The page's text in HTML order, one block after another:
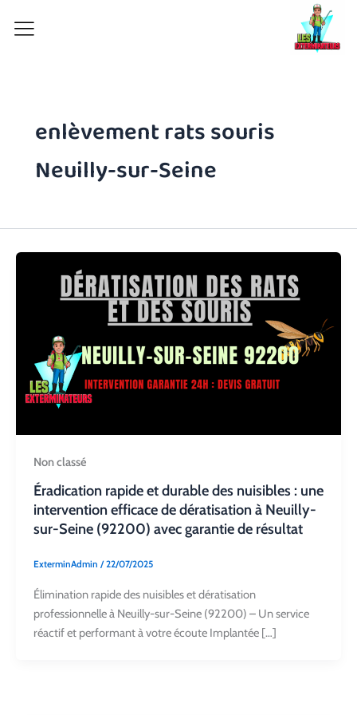
enlèvement rats souris
Neuilly-sur-Seine
Non classé
Éradication rapide et durable des nuisibles : une
intervention efficace de dératisation à Neuilly-
sur-Seine (92200) avec garantie de résultat
ExterminAdmin /22/07/2025
Élimination rapide des nuisibles et dératisation
professionnelle à Neuilly-sur-Seine (92200) – Un service
réactif et performant à votre écoute Implantée […]